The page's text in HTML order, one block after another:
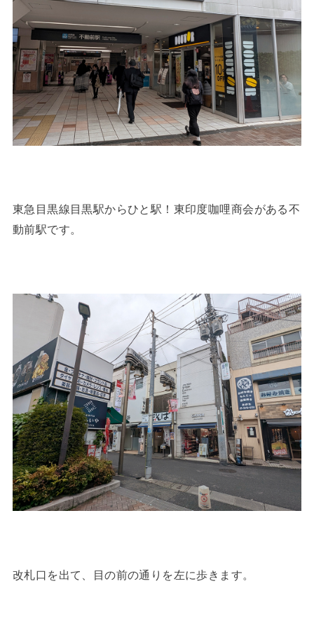
東急目黒線目黒駅からひと駅！東印度咖哩商会がある不
動前駅です。
改札口を出て、目の前の通りを左に歩きます。